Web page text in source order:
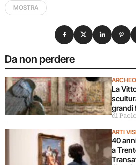
MOSTRA
Da non perdere
La
grandi
di
ARTI
40
a
Condividi su
Condividi su X
Condividi